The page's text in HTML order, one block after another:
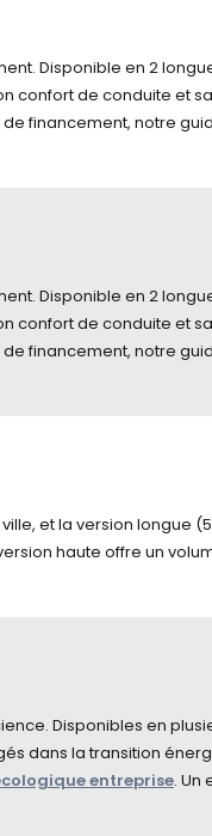
Disponible en 2
confort de conduite et
de financement, notre
Disponible en 2
confort de conduite et
de financement, notre
et la version longue
haute offre un
Disponibles en
dans la transition
entreprise. Un